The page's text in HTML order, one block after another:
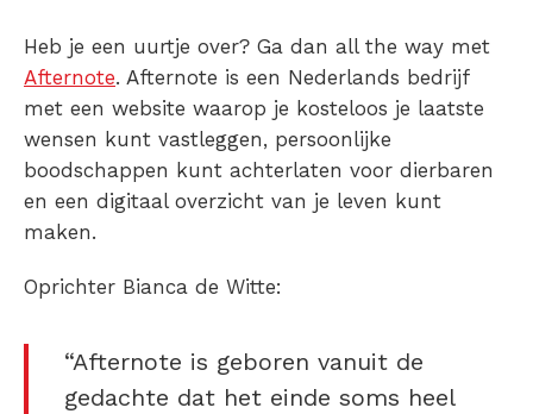
Heb je een uurtje over? Ga dan all the way met
Afternote. Afternote is een Nederlands bedrijf
met een website waarop je kosteloos je laatste
wensen kunt vastleggen, persoonlijke
boodschappen kunt achterlaten voor dierbaren
en een digitaal overzicht van je leven kunt
maken.
Oprichter Bianca de Witte:
“Afternote is geboren vanuit de
gedachte dat het einde soms heel